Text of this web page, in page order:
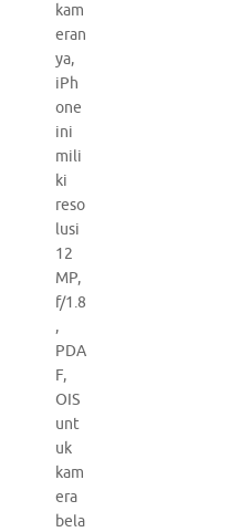
kam
eran
ya,
iPh
one
ini
mili
ki
reso
lusi
12
MP,
f/1.8
,
PDA
F,
OIS
unt
uk
kam
era
bela